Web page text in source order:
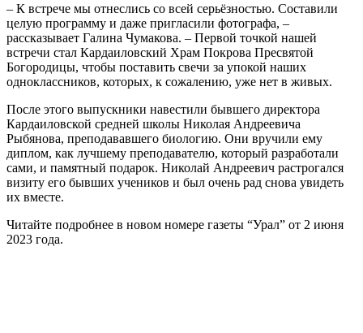
– К встрече мы отнеслись со всей серьёзностью. Составили
целую программу и даже пригласили фотографа, –
рассказывает Галина Чумакова. – Первой точкой нашей
встречи стал Кардаиловский Храм Покрова Пресвятой
Богородицы, чтобы поставить свечи за упокой наших
одноклассников, которых, к сожалению, уже нет в живых.
После этого выпускники навестили бывшего директора
Кардаиловской средней школы Николая Андреевича
Рыбянова, преподававшего биологию. Они вручили ему
диплом, как лучшему преподавателю, который разработали
сами, и памятный подарок. Николай Андреевич растрогался
визиту его бывших учеников и был очень рад снова увидеть
их вместе.
Читайте подробнее в новом номере газеты “Урал” от 2 июня
2023 года.